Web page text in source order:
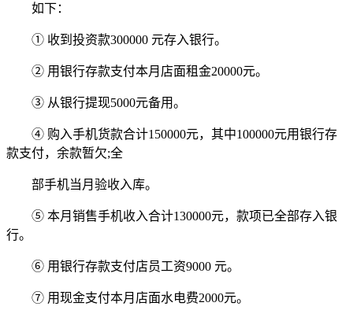
如下：
① 收到投资款300000 元存入银行。
② 用银行存款支付本月店面租金20000元。
③ 从银行提现5000元备用。
④ 购入手机货款合计150000元，其中100000元用银行存
款支付，余款暂欠;全
部手机当月验收入库。
⑤ 本月销售手机收入合计130000元，款项已全部存入银
行。
⑥ 用银行存款支付店员工资9000 元。
⑦ 用现金支付本月店面水电费2000元。